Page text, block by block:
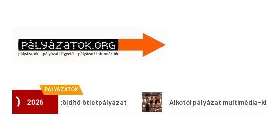
PÁLYÁZATOK
2026
Városzöldítő ötletpályázat Alkotói pályázat multimédia-kiállításhoz